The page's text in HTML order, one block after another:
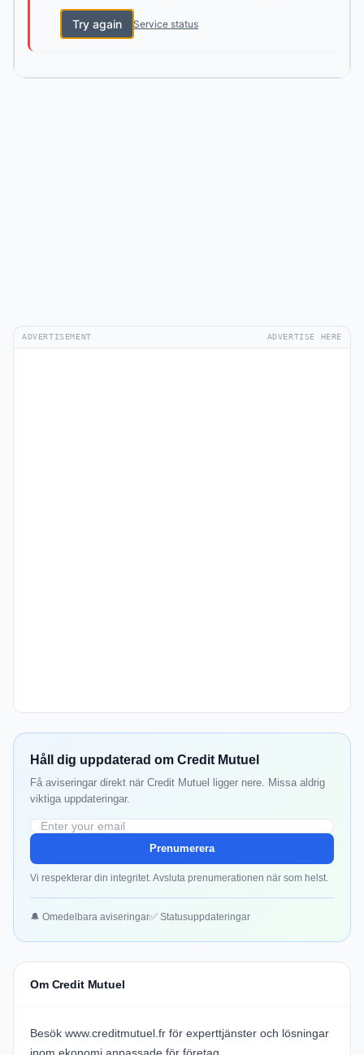
Try again Service status
ADVERTISEMENT ADVERTISE HERE
Håll dig uppdaterad om Credit Mutuel
Få aviseringar direkt när Credit Mutuel ligger nere. Missa aldrig
viktiga uppdateringar.
Prenumerera
Vi respekterar din integritet. Avsluta prenumerationen när som helst.
🔔 Omedelbara aviseringar✅ Statusuppdateringar
Om Credit Mutuel
Besök www.creditmutuel.fr för experttjänster och lösningar